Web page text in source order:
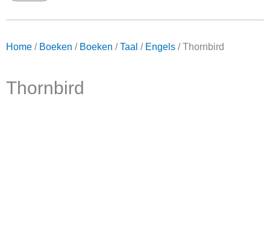
Home / Boeken / Boeken /Taal / Engels / Thornbird
Thornbird